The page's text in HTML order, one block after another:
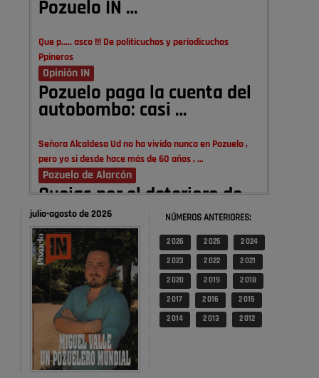
Pozuelo IN …
Que p..... asco !!! De politicuchos y periodicuchos
Ppineros
Opinión IN
Pozuelo paga la cuenta del
autobombo: casi …
Señora Alcaldesa Ud no ha vivido nunca en Pozuelo ,
pero yo si desde hace más de 60 años , …
Pozuelo de Alarcón
Quejas por el deterioro de
la limpieza …
A ver si es posible que haya vivienda para familias con
hijos y no solamente jóvenes que no es tan …
Pozuelo de Alarcón
Pozuelo desbloquea
definitivamente Huerta
Grande: las obras …
Donde pueden inscribirse las personas empadronados
julio-agosto de 2026 NÚMEROS ANTERIORES:
2 026 2 025 2 024
2 023 2 022 2 021
2 020 2 019 2 018
2 017 2 016 2 015
2 014 2 013 2 012